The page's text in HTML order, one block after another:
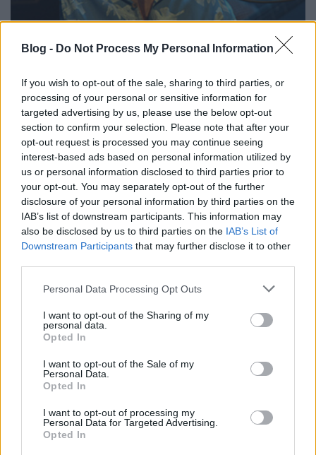
Blog - Do Not Process My Personal Information
If you wish to opt-out of the sale, sharing to third parties, or
processing of your personal or sensitive information for
targeted advertising by us, please use the below opt-out
section to confirm your selection. Please note that after your
opt-out request is processed you may continue seeing
interest-based ads based on personal information utilized by
us or personal information disclosed to third parties prior to
your opt-out. You may separately opt-out of the further
disclosure of your personal information by third parties on the
IAB’s list of downstream participants. This information may
also be disclosed by us to third parties on the IAB’s List of
Downstream Participants that may further disclose it to other
Please note that this website/app uses one or more Google
not limited to your visit or usage behaviour. You may click to
grant or deny consent to Google and its third-party tags to
use your data for below specified purposes in below Google
consent section.
Personal Data Processing Opt Outs
I want to opt-out of the Sharing of my
personal data.
Opted In
I want to opt-out of the Sale of my
Personal Data.
Opted In
I want to opt-out of processing my
Personal Data for Targeted Advertising.
Opted In
Az egykori Beach Boys -vezért a nyolcvanas évek
segítségével mégis sikeresen visszatornázta magát a
reflektorfénybe 1988-as, cím nélküli, első
szólólemezével, és kisebb szünetekkel azóta is jelen
van, tavaly például ismét a Beach Boys-szal
turnézott és készített (meglepően jól sikerült) új
albumot (Brian Wilsonról itt írtunk részletesen).
Scott Walker
A rejtélyes énekesnek 1974 óta gyakorlatilag minden
lemeze visszatérésnek tekinthető, hiszen azokat
nagyjából tíz éves időközönként jelenteti meg – igaz,
a legutóbbival mindössze hat évig várakoztatta
The Who
A brit rockzenekart még az sem zavarta, hogy eredeti
felállásának fele meghalt az évek során, 2006-ban új
lemezt adtak ki Endless Wirecímmel, huszonnégy
évvel az azt megelőzőIt’s Hardután.